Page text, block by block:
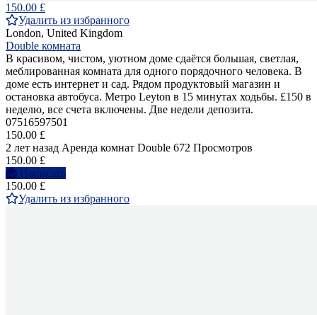
150.00 £
Удалить из избранного
London, United Kingdom
Double комната
В красивом, чистом, уютном доме сдаётся большая, светлая,
меблированная комната для одного порядочного человека. В
доме есть интернет и сад. Рядом продуктовый магазин и
остановка автобуса. Метро Leyton в 15 минутах ходьбы. £150 в
неделю, все счета включены. Две недели депозита.
07516597501
150.00 £
2 лет назад Аренда комнат Double 672 Просмотров
150.00 £
Написать
150.00 £
Удалить из избранного